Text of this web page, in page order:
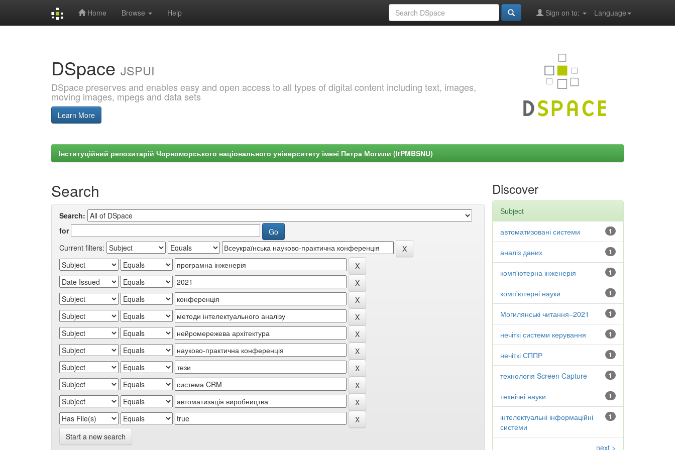
Home Browse Help Language
Sign on to:
DSpace JSPUI
DSpace preserves and enables easy and open access to all types of digital content including text, images,
moving images, mpegs and data sets
Learn More
Інституційний репозитарій Чорноморського національного університету імені Петра Могили (irPMBSNU)
Search
Search:
for
Current filters:
Start a new search
Discover
Subject
1
автоматизовані системи
1
аналіз даних
1
комп'ютерна інженерія
1
комп'ютерні науки
1
Могилянські читання–2021
1
нечіткі системи керування
1
нечіткі СППР
1
технологія Screen Capture
1
технічні науки
1
інтелектуальні інформаційні
системи
next >